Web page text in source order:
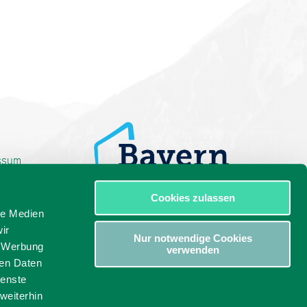
Medien
Daten
Cookies zulassen
Nur notwendige Cookies
verwenden